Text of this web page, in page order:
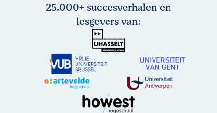
25.000+ succesverhalen en
lesgevers van: